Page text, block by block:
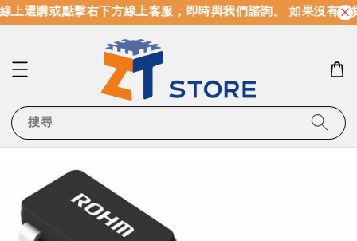
選購或點擊右下方線上客服，即時與我們諮詢。 如果沒有現
搜尋